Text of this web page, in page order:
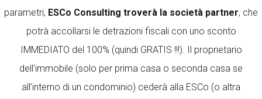
parametri, ESCo Consulting troverà la società partner, che
potrà accollarsi le detrazioni fiscali con uno sconto
IMMEDIATO del 100% (quindi GRATIS !!!). Il proprietario
dell’immobile (solo per prima casa o seconda casa se
all’interno di un condominio) cederà alla ESCo (o altra